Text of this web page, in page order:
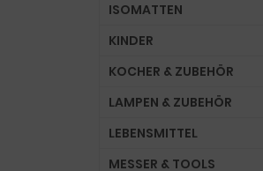
ISOMATTEN
KINDER
KOCHER & ZUBEHÖR
LAMPEN & ZUBEHÖR
LEBENSMITTEL
MESSER & TOOLS